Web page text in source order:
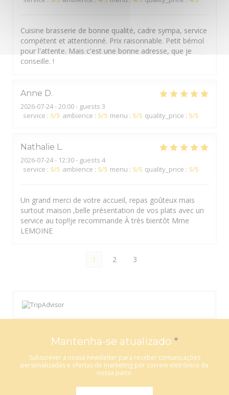
Cuisine brasserie de bonne qualité, cadre sympa, service
compétent et attentionné. Prix raisonnable. Petit bémol
pour l'attente. Mais c'est une bonne adresse, que je
conseille. !
Anne D
2026-07-24- 20:00 - guests 3
service : 5/5 ambience : 5/5 menu : 5/5 quality_price : 5/5
Nathalie L
2026-07-24- 12:30 - guests 4
service : 5/5 ambience : 5/5 menu : 5/5 quality_price : 5/5
Un grand merci de votre accueil, repas goûteux mais
surtout maison ,belle présentation de vos plats avec un
service au top!!je recommande À très bientôt Mme
LEMOINE
1 2 3
Mantenha-se atualizado *
Subscrever a nossa newsletter para receber comunicações
personalizadas e ofertas de marketing por correio eletrónico da
nossa parte.